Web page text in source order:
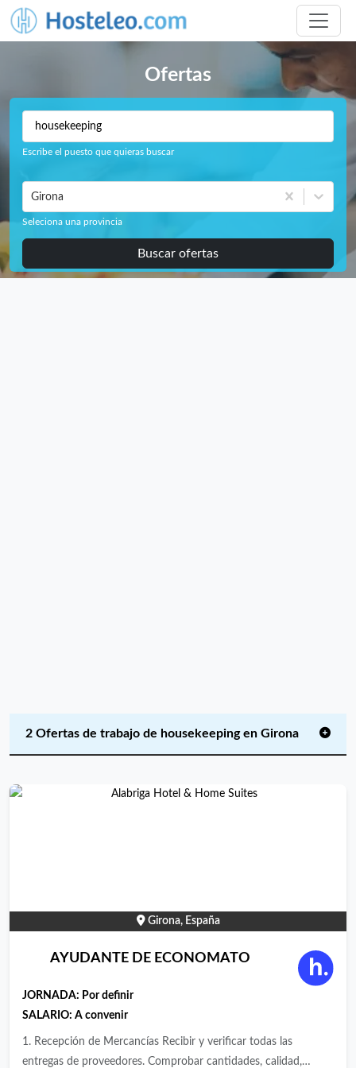
Ofertas
Escribe el puesto que quieras buscar
Girona
Seleciona una provincia
Buscar ofertas
2 Ofertas de trabajo de housekeeping en Girona
Girona, España
AYUDANTE DE ECONOMATO
JORNADA: Por definir
SALARIO: A convenir
1. Recepción de Mercancías Recibir y verificar todas las
entregas de proveedores. Comprobar cantidades, calidad,